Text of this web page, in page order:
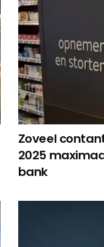
Zoveel
2025
bank